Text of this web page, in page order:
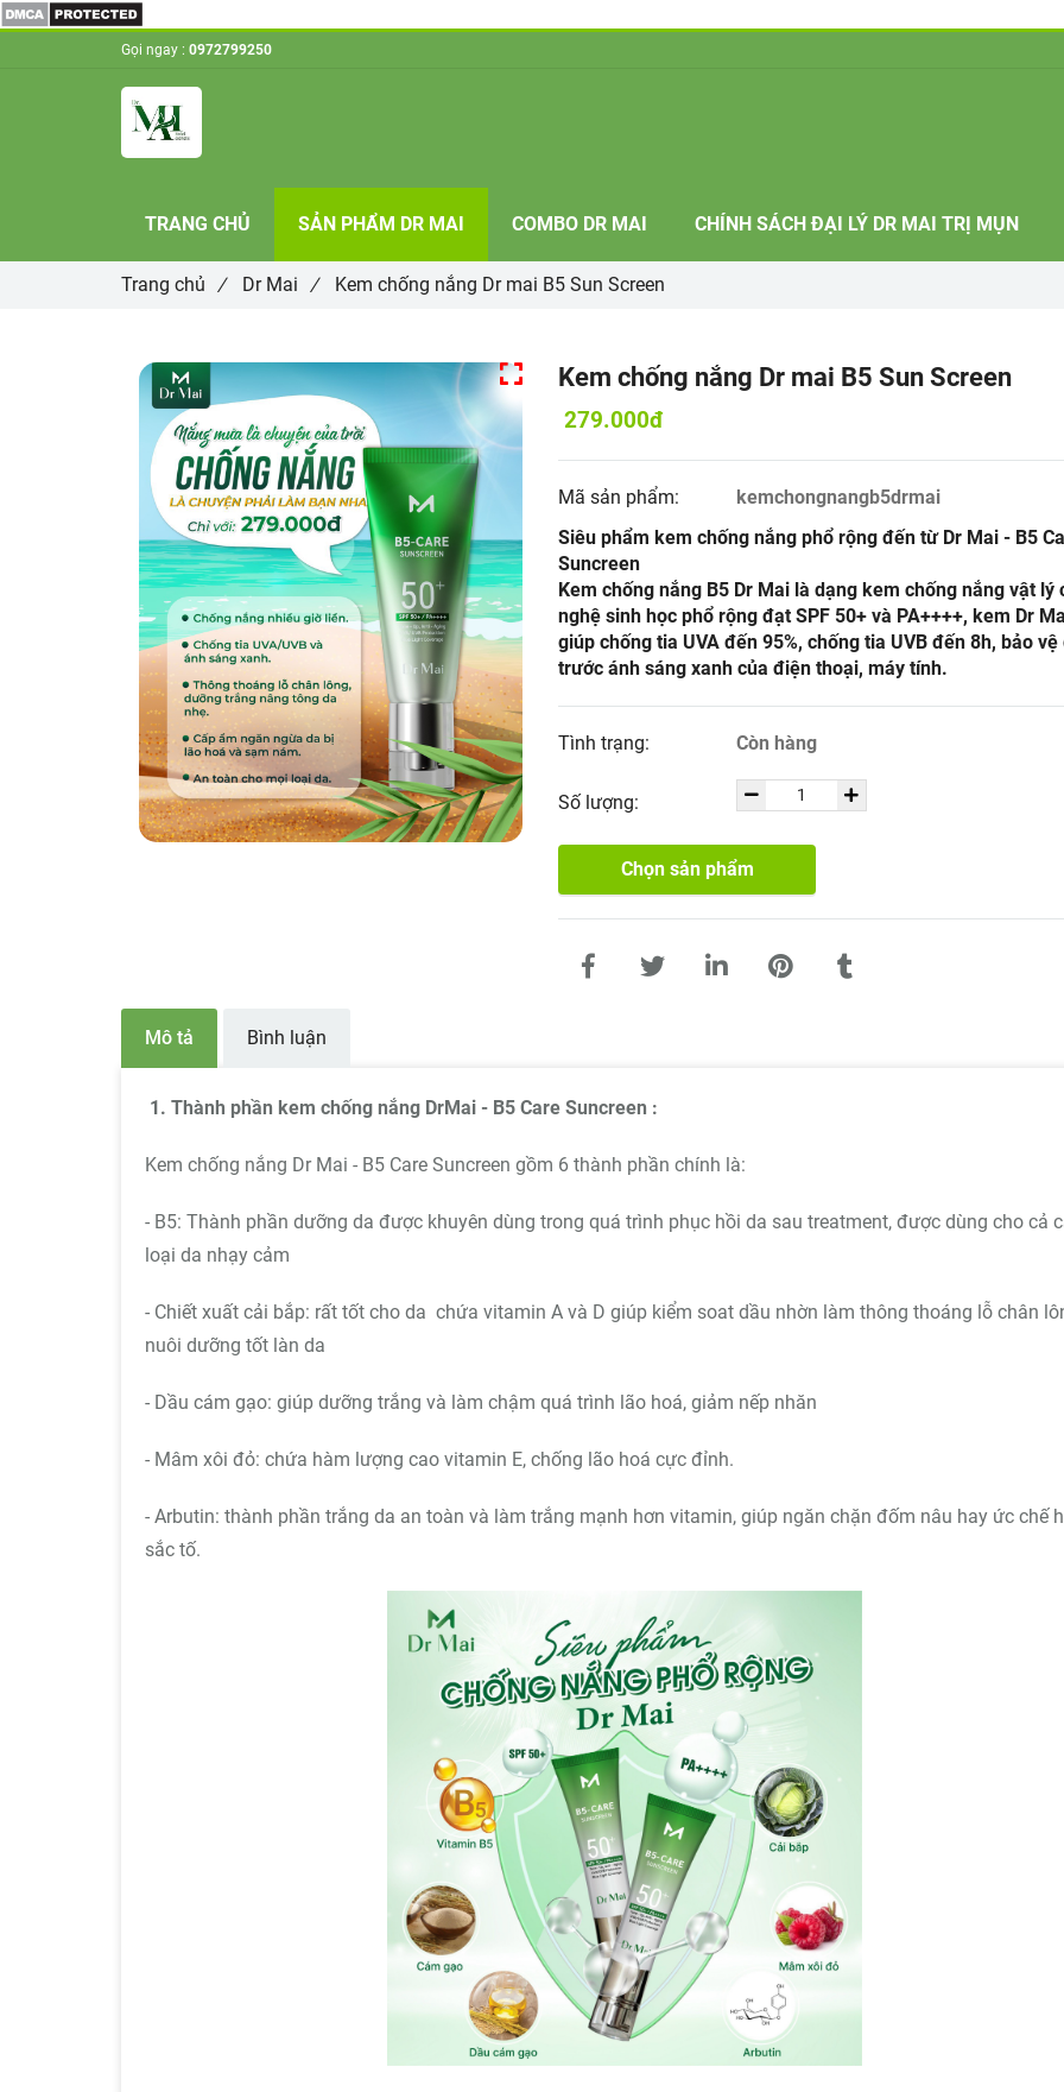
Kem chống nắng Dr mai B5 Sun Screen
279.000đ
Mã sản phẩm:
kemchongnangb5drmai
Siêu phẩm kem chống nắng phổ rộng đến từ Dr Mai - B5
Suncreen
Kem chống nắng B5 Dr Mai là dạng kem chống nắng vật lý
nghệ sinh học phổ rộng đạt SPF 50+ và PA++++, kem Dr
giúp chống tia UVA đến 95%, chống tia UVB đến 8h, bảo vệ
trước ánh sáng xanh của điện thoại, máy tính.
Tình trạng: Còn hàng
Số lượng:
Chọn sản phẩm
Mô tả Bình luận
1. Thành phần kem chống nắng DrMai - B5 Care Suncreen :
Kem chống nắng Dr Mai - B5 Care Suncreen gồm 6 thành phần chính là:
- B5: Thành phần dưỡng da được khuyên dùng trong quá trình phục hồi da sau treatment, được dùng cho cả
loại da nhạy cảm
- Chiết xuất cải bắp: rất tốt cho da chứa vitamin A và D giúp kiểm soat dầu nhờn làm thông thoáng lỗ chân
nuôi dưỡng tốt làn da
- Dầu cám gạo: giúp dưỡng trắng và làm chậm quá trình lão hoá, giảm nếp nhăn
- Mâm xôi đỏ: chứa hàm lượng cao vitamin E, chống lão hoá cực đỉnh.
- Arbutin: thành phần trắng da an toàn và làm trắng mạnh hơn vitamin, giúp ngăn chặn đốm nâu hay ức chế
sắc tố.
Trang chủ / Dr Mai / Kem chống nắng Dr mai B5 Sun Screen
Gọi ngay : 0972799250
TRANG CHỦ SẢN PHẨM DR MAI COMBO DR MAI CHÍNH SÁCH ĐẠI LÝ DR MAI TRỊ MỤN